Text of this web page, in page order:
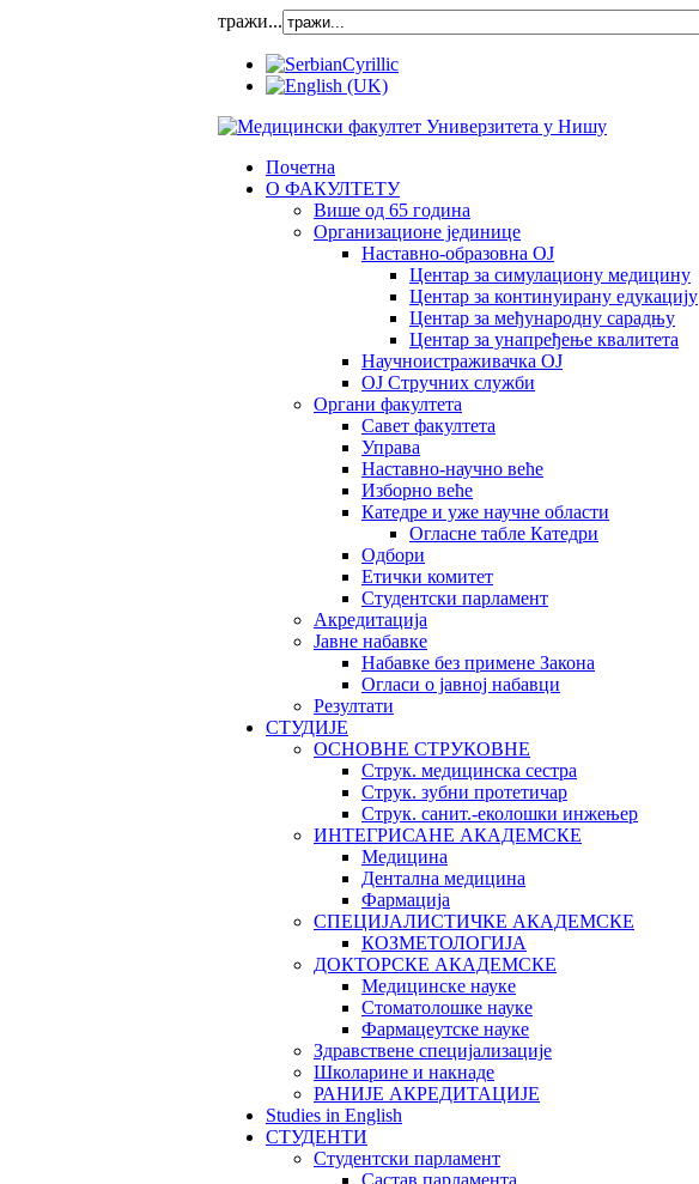
тражи...
Почетна
О ФАКУЛТЕТУ
Више од 65 година
Организационе јединице
Наставно-образовна OJ
Центар за симулациону медицину
Центар за континуирану едукацију
Центар за међународну сарадњу
Центар за унапређење квалитета
Научноистраживачка ОЈ
OJ Стручних служби
Органи факултета
Савет факултета
Управа
Наставно-научно веће
Изборно веће
Катедре и уже научне области
Огласне табле Катедри
Одбори
Етички комитет
Студентски парламент
Акредитација
Јавне набавке
Набавке без примене Закона
Огласи о јавној набавци
Резултати
СТУДИЈЕ
ОСНОВНЕ СТРУКОВНЕ
Струк. медицинска сестра
Струк. зубни протетичар
Струк. санит.-еколошки инжењер
ИНТЕГРИСАНЕ АКАДЕМСКЕ
Медицина
Дентална медицина
Фармација
СПЕЦИЈАЛИСТИЧКЕ АКАДЕМСКЕ
КОЗМЕТОЛОГИЈА
ДОКТОРСКЕ АКАДЕМСКЕ
Медицинске науке
Стоматолошке науке
Фармацеутске науке
Здравствене специјализације
Школарине и накнаде
РАНИЈЕ АКРЕДИТАЦИЈЕ
Studies in English
СТУДЕНТИ
Студентски парламент
Састав парламента